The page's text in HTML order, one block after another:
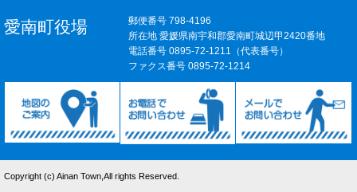
愛南町役場
郵便番号 798-4196
所在地 愛媛県南宇和郡愛南町城辺甲2420番地
電話番号 0895-72-1211（代表番号）
ファクス番号 0895-72-1214
Copyright (c) Ainan Town,All rights Reserved.